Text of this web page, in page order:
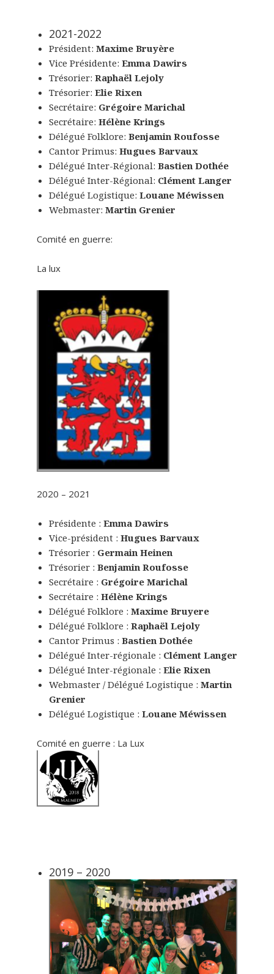
2021-2022
Président: Maxime Bruyère
Vice Présidente: Emma Dawirs
Trésorier: Raphaël Lejoly
Trésorier: Elie Rixen
Secrétaire: Grégoire Marichal
Secrétaire: Hélène Krings
Délégué Folklore: Benjamin Roufosse
Cantor Primus: Hugues Barvaux
Délégué Inter-Régional: Bastien Dothée
Délégué Inter-Régional: Clément Langer
Délégué Logistique: Louane Méwissen
Webmaster: Martin Grenier
Comité en guerre:
La lux
2020 – 2021
Présidente : Emma Dawirs
Vice-président : Hugues Barvaux
Trésorier : Germain Heinen
Trésorier : Benjamin Roufosse
Secrétaire : Grégoire Marichal
Secrétaire : Hélène Krings
Délégué Folklore : Maxime Bruyere
Délégué Folklore : Raphaël Lejoly
Cantor Primus : Bastien Dothée
Délégué Inter-régionale : Clément Langer
Délégué Inter-régionale : Elie Rixen
Webmaster / Délégué Logistique : Martin
Grenier
Délégué Logistique : Louane Méwissen
Comité en guerre : La Lux
2019 – 2020